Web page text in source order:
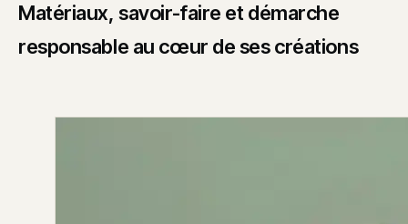
Matériaux, savoir-faire et démarche
responsable au cœur de ses créations